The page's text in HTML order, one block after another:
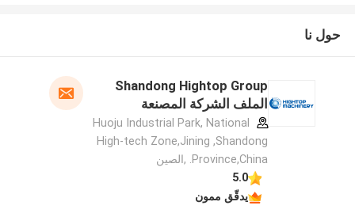
حول نا
Shandong Hightop Group
الملف الشركة المصنعة
Huoju Industrial Park, National
High-tech Zone,Jining ,Shandong
Province,China. ,الصين
5.0
يدقّق ممون